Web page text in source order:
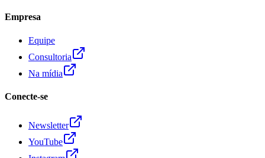
Empresa
Equipe
Consultoria
Na mídia
Conecte-se
Newsletter
YouTube